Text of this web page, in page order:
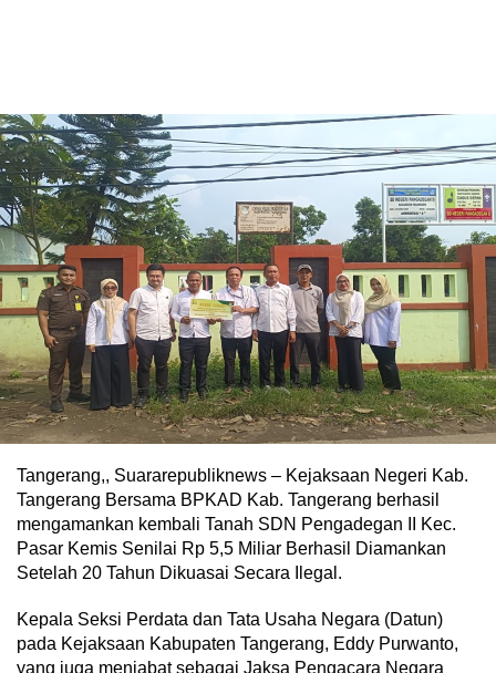
Tangerang,, Suararepubliknews – Kejaksaan Negeri Kab.
Tangerang Bersama BPKAD Kab. Tangerang berhasil
mengamankan kembali Tanah SDN Pengadegan II Kec.
Pasar Kemis Senilai Rp 5,5 Miliar Berhasil Diamankan
Setelah 20 Tahun Dikuasai Secara Ilegal.
Kepala Seksi Perdata dan Tata Usaha Negara (Datun)
pada Kejaksaan Kabupaten Tangerang, Eddy Purwanto,
yang juga menjabat sebagai Jaksa Pengacara Negara